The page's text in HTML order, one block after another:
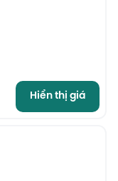
Hiển thị giá
13